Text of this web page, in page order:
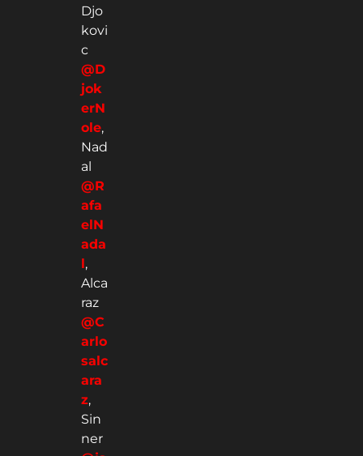
Djo
kovi
c
@D
jok
erN
ole,
Nad
al
@R
afa
elN
ada
l,
Alca
raz
@C
arlo
salc
ara
z,
Sin
ner